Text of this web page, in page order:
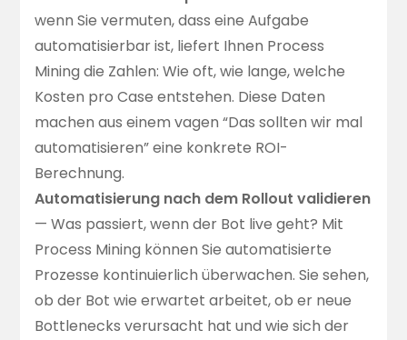
wenn Sie vermuten, dass eine Aufgabe
automatisierbar ist, liefert Ihnen Process
Mining die Zahlen: Wie oft, wie lange, welche
Kosten pro Case entstehen. Diese Daten
machen aus einem vagen “Das sollten wir mal
automatisieren” eine konkrete ROI-
Berechnung.
Automatisierung nach dem Rollout validieren
— Was passiert, wenn der Bot live geht? Mit
Process Mining können Sie automatisierte
Prozesse kontinuierlich überwachen. Sie sehen,
ob der Bot wie erwartet arbeitet, ob er neue
Bottlenecks verursacht hat und wie sich der